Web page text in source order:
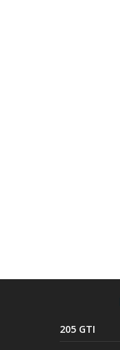
205 GTI